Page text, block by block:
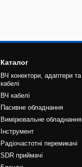
Каталог
ВЧ конектори, адаптери та
кабелі
ВЧ кабелі
Пасивне обладнання
Вимірювальне обладнання
Інструмент
Радіочастотні перемикачі
SDR приймачі